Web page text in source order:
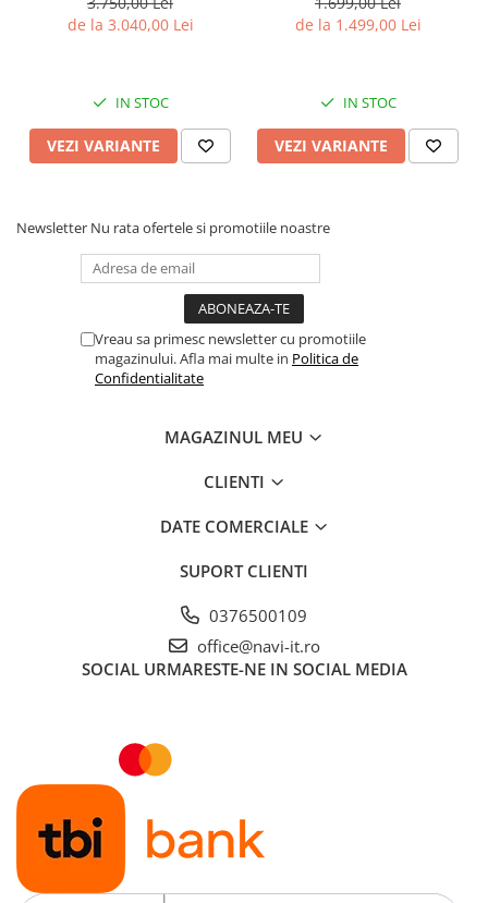
Rezolutie 2K, Display QLED,
de la 3.040,00 Lei
IN STOC
VEZI VARIANTE
Platforma TS18, Android 14,
de la 1.499,00 Lei
IN STOC
VEZI VARIANTE
Newsletter Nu rata ofertele si promotiile noastre
Vreau sa primesc newsletter cu promotiile
magazinului. Afla mai multe in Politica de
Confidentialitate
MAGAZINUL MEU
CLIENTI
DATE COMERCIALE
SUPORT CLIENTI
0376500109
office@navi-it.ro
SOCIAL URMARESTE-NE IN SOCIAL MEDIA